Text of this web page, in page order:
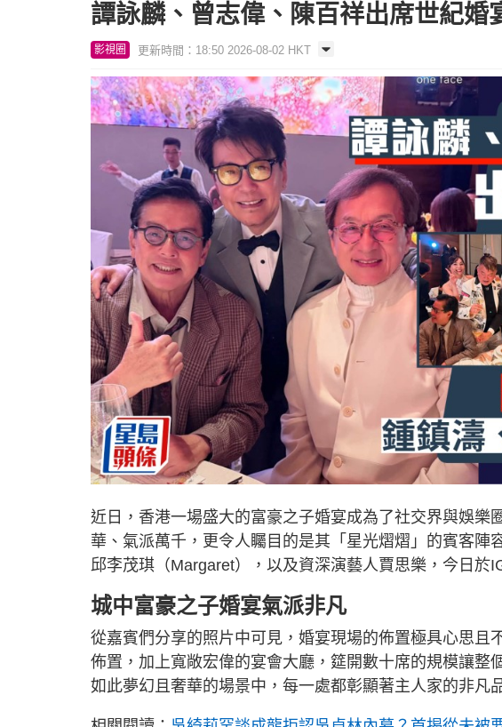
譚詠麟、曾志偉、陳百祥出席世紀
影視圈 更新時間：18:50 2026-08-02 HKT
近日，香港一場盛大的富豪之子婚宴成為了社交界與娛樂
華、氣派萬千，更令人矚目的是其「星光熠熠」的賓客陣
邱李茂琪（Margaret），以及資深演藝人賈思樂，今日於
城中富豪之子婚宴氣派非凡
從嘉賓們分享的照片中可見，婚宴現場的佈置極具心思且
佈置，加上寬敞宏偉的宴會大廳，筵開數十席的規模讓整
如此夢幻且奢華的場景中，每一處都彰顯著主人家的非凡